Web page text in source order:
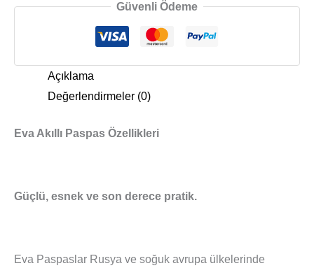
Güvenli Ödeme
Açıklama
Değerlendirmeler (0)
Eva Akıllı Paspas Özellikleri
Güçlü, esnek ve son derece pratik.
Eva Paspaslar Rusya ve soğuk avrupa ülkelerinde